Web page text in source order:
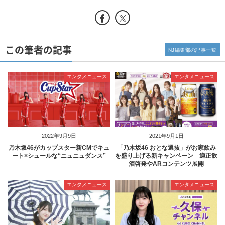
この筆者の記事
2022年9月9日
エンタメニュース
乃木坂46がカップスター新CMでキュ
ート×シュールな“ニュニュダンス”
2021年9月1日
エンタメニュース
「乃木坂46 おとな選抜」がお家飲み
を盛り上げる新キャンペーン 適正飲
酒啓発やARコンテンツ展開
エンタメニュース エンタメニュース
NJ編集部の記事一覧